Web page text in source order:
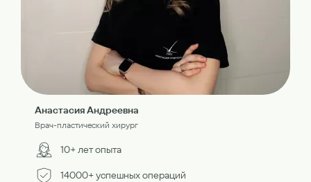
Анастасия Андреевна
Врач-пластический хирург
10+ лет опыта
14000+ успешных операций